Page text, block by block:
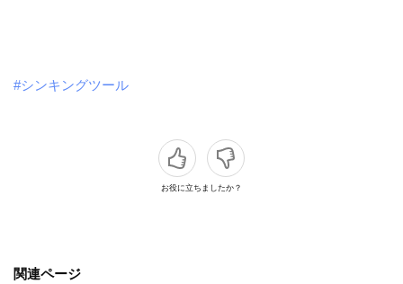
#シンキングツール
お役に立ちましたか？
関連ページ